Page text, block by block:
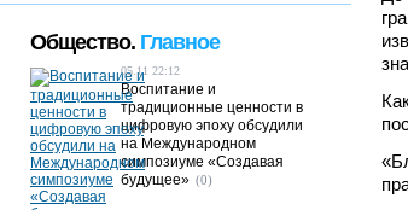
Общество. Главное
05.11 22:12
Воспитание и
традиционные ценности в
цифровую эпоху обсудили
на Международном
симпозиуме «Создавая
будущее» (0)